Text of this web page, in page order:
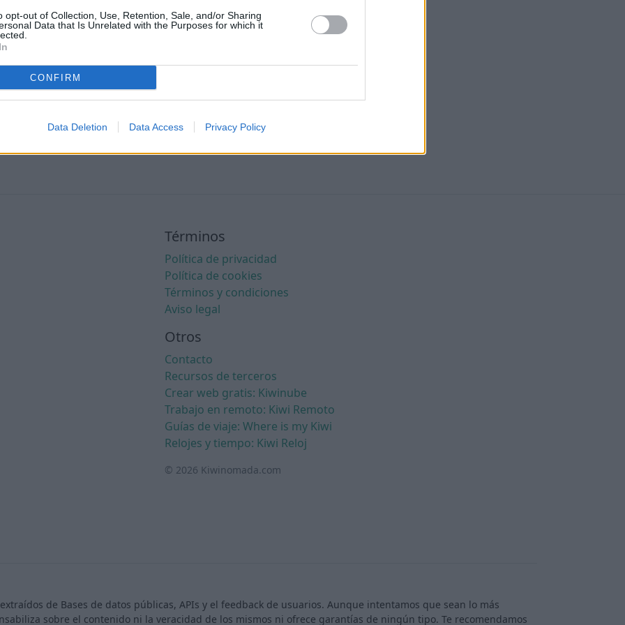
opt-out of Collection, Use, Retention, Sale, and/or Sharing
Data that Is Unrelated with the Purposes for which it
CONFIRM
Data Deletion Data Access Privacy Policy
Booking
Civitatis,GetYourGuide
Términos
Política de privacidad
Política de cookies
Términos y condiciones
Aviso legal
Otros
Contacto
Recursos de terceros
Crear web gratis: Kiwinube
Trabajo en remoto: Kiwi Remoto
Guías de viaje: Where is my Kiwi
Relojes y tiempo: Kiwi Reloj
© 2026 Kiwinomada.com
de Bases de datos públicas, APIs y el feedback de usuarios. Aunque intentamos que sean lo más
sobre el contenido ni la veracidad de los mismos ni ofrece garantías de ningún tipo. Te recomendamos